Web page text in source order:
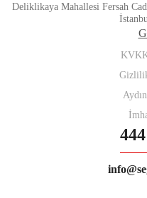
Deliklikaya Mahallesi Fersah